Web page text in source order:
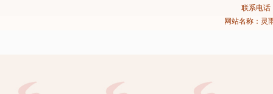
联系电话
网站名称：灵